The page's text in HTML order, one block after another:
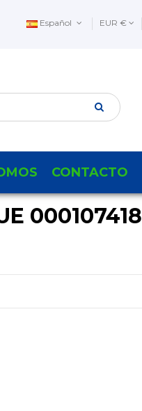
Español EUR €
CONTACTO
000107418